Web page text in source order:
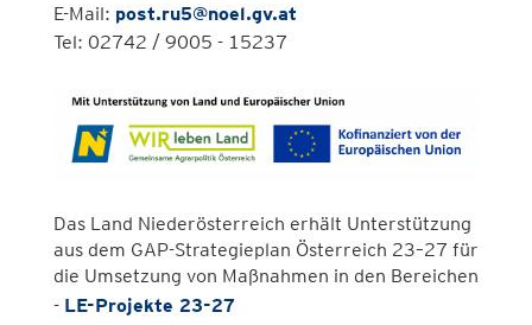
E-Mail: post.ru5@noel.gv.at
Tel: 02742 / 9005 - 15237
Das Land Niederösterreich erhält Unterstützung
aus dem GAP-Strategieplan Österreich 23–27 für
die Umsetzung von Maßnahmen in den Bereichen
- LE-Projekte 23-27